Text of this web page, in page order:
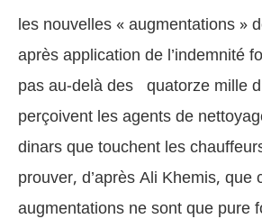
les nouvelles « augmentations »
après application de l’indemnité
pas au-delà des quatorze mille
perçoivent les agents de
dinars que touchent les
prouver, d’après Ali Khemis, que
augmentations ne sont que pure